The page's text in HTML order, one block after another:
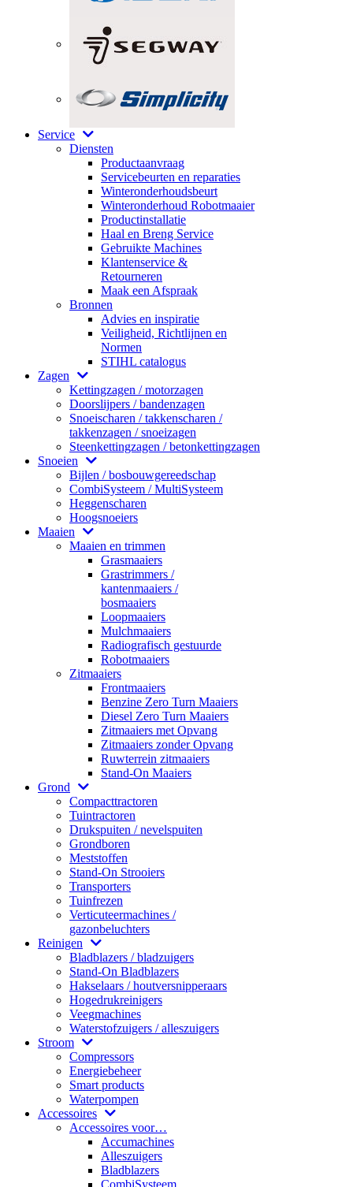
Service
Diensten
Productaanvraag
Servicebeurten en reparaties
Winteronderhoudsbeurt
Winteronderhoud Robotmaaier
Productinstallatie
Haal en Breng Service
Gebruikte Machines
Klantenservice &
Retourneren
Maak een Afspraak
Bronnen
Advies en inspiratie
Veiligheid, Richtlijnen en
Normen
STIHL catalogus
Zagen
Kettingzagen / motorzagen
Doorslijpers / bandenzagen
Snoeischaren / takkenscharen /
takkenzagen / snoeizagen
Steenkettingzagen / betonkettingzagen
Snoeien
Bijlen / bosbouwgereedschap
CombiSysteem / MultiSysteem
Heggenscharen
Hoogsnoeiers
Maaien
Maaien en trimmen
Grasmaaiers
Grastrimmers /
kantenmaaiers /
bosmaaiers
Loopmaaiers
Mulchmaaiers
Radiografisch gestuurde
Robotmaaiers
Zitmaaiers
Frontmaaiers
Benzine Zero Turn Maaiers
Diesel Zero Turn Maaiers
Zitmaaiers met Opvang
Zitmaaiers zonder Opvang
Ruwterrein zitmaaiers
Stand-On Maaiers
Grond
Compacttractoren
Tuintractoren
Drukspuiten / nevelspuiten
Grondboren
Meststoffen
Stand-On Strooiers
Transporters
Tuinfrezen
Verticuteermachines /
gazonbeluchters
Reinigen
Bladblazers / bladzuigers
Stand-On Bladblazers
Hakselaars / houtversnipperaars
Hogedrukreinigers
Veegmachines
Waterstofzuigers / alleszuigers
Stroom
Compressors
Energiebeheer
Smart products
Waterpompen
Accessoires
Accessoires voor…
Accumachines
Alleszuigers
Bladblazers
CombiSysteem